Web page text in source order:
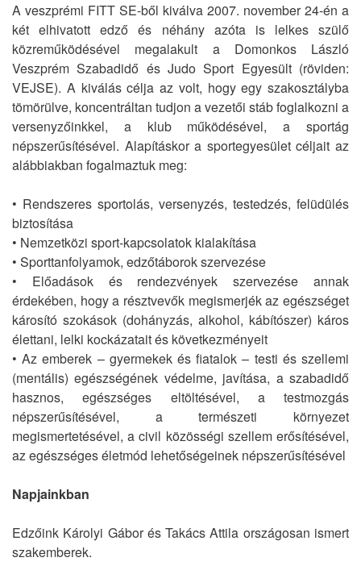
A veszprémi FITT SE-ből kiválva 2007. november 24-én a
két elhivatott edző és néhány azóta is lelkes szülő
közreműködésével megalakult a Domonkos László
Veszprém Szabadidő és Judo Sport Egyesült (röviden:
VEJSE). A kiválás célja az volt, hogy egy szakosztályba
tömörülve, koncentráltan tudjon a vezetői stáb foglalkozni a
versenyzőinkkel, a klub működésével, a sportág
népszerűsítésével. Alapításkor a sportegyesület céljait az
alábbiakban fogalmaztuk meg:
• Rendszeres sportolás, versenyzés, testedzés, felüdülés
biztosítása
• Nemzetközi sport-kapcsolatok kialakítása
• Sporttanfolyamok, edzőtáborok szervezése
• Előadások és rendezvények szervezése annak
érdekében, hogy a résztvevők megismerjék az egészséget
károsító szokások (dohányzás, alkohol, kábítószer) káros
élettani, lelki kockázatait és következményeit
• Az emberek – gyermekek és fiatalok – testi és szellemi
(mentális) egészségének védelme, javítása, a szabadidő
hasznos, egészséges eltöltésével, a testmozgás
népszerűsítésével, a természeti környezet
megismertetésével, a civil közösségi szellem erősítésével,
az egészséges életmód lehetőségeinek népszerűsítésével
Napjainkban
Edzőink Károlyi Gábor és Takács Attila országosan ismert
szakemberek.